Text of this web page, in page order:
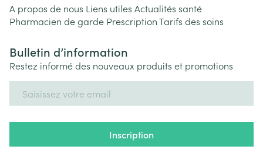
A propos de nous Liens utiles Actualités santé
Pharmacien de garde PrescriptionTarifs des soins
Bulletin d’information
Restez informé des nouveaux produits et promotions
Inscription